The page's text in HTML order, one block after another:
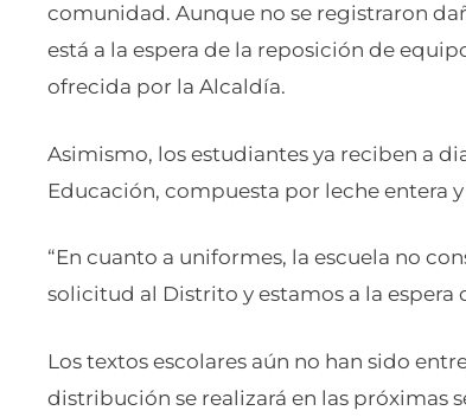
comunidad. Aunque no se registraron
está a la espera de la reposición de
ofrecida por la Alcaldía.
Asimismo, los estudiantes ya reciben a
Educación, compuesta por leche entera
“En cuanto a uniformes, la escuela no
solicitud al Distrito y estamos a la espera
Los textos escolares aún no han sido
distribución se realizará en las próximas